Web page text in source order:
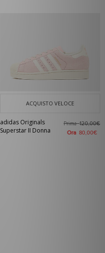
ACQUISTO VELOCE
adidas Originals
Superstar II Donna
Prima120,00€
Ora 80,00€